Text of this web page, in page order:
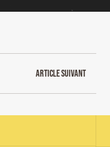
Article suivant